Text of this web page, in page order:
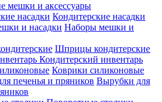
мешки и аксессуары
Кондитерские насадки
Наборы мешки и
Шприцы кондитерские
Кондитерский инвентарь
Коврики силиконовые
Вырубки для